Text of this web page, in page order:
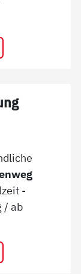
-
/ ab